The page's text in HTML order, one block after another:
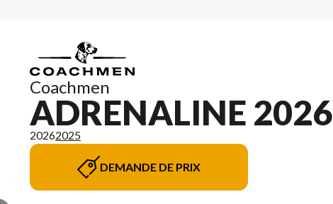
Coachmen
ADRENALINE 2026
20262025
DEMANDE DE PRIX